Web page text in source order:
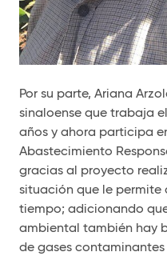
Por su parte, Ariana
sinaloense que trabaja
años y ahora participa
Abastecimiento
gracias al proyecto
situación que le permite
tiempo; adicionando
ambiental también hay
de gases contaminantes